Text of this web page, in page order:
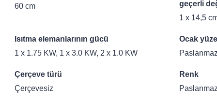
60 cm
geçerli
1 x 14,5
Isıtma elemanlarının gücü
1 x 1.75 KW, 1 x 3.0 KW, 2 x 1.0 KW
Ocak
Çerçeve türü
Çerçevesiz
Renk